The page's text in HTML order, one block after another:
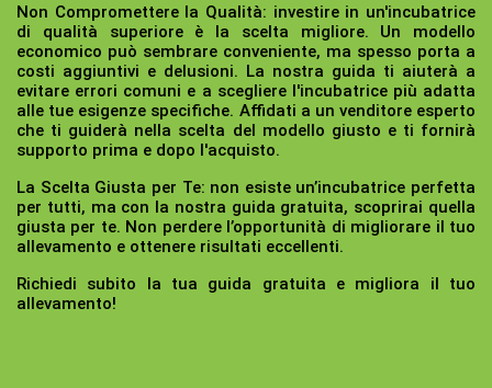
Non Compromettere la Qualità: investire in un'incubatrice
di qualità superiore è la scelta migliore. Un modello
economico può sembrare conveniente, ma spesso porta a
costi aggiuntivi e delusioni. La nostra guida ti aiuterà a
evitare errori comuni e a scegliere l'incubatrice più adatta
alle tue esigenze specifiche. Affidati a un venditore esperto
che ti guiderà nella scelta del modello giusto e ti fornirà
supporto prima e dopo l'acquisto.
La Scelta Giusta per Te: non esiste un’incubatrice perfetta
per tutti, ma con la nostra guida gratuita, scoprirai quella
giusta per te. Non perdere l’opportunità di migliorare il tuo
allevamento e ottenere risultati eccellenti.
Richiedi subito la tua guida gratuita e migliora il tuo
allevamento!